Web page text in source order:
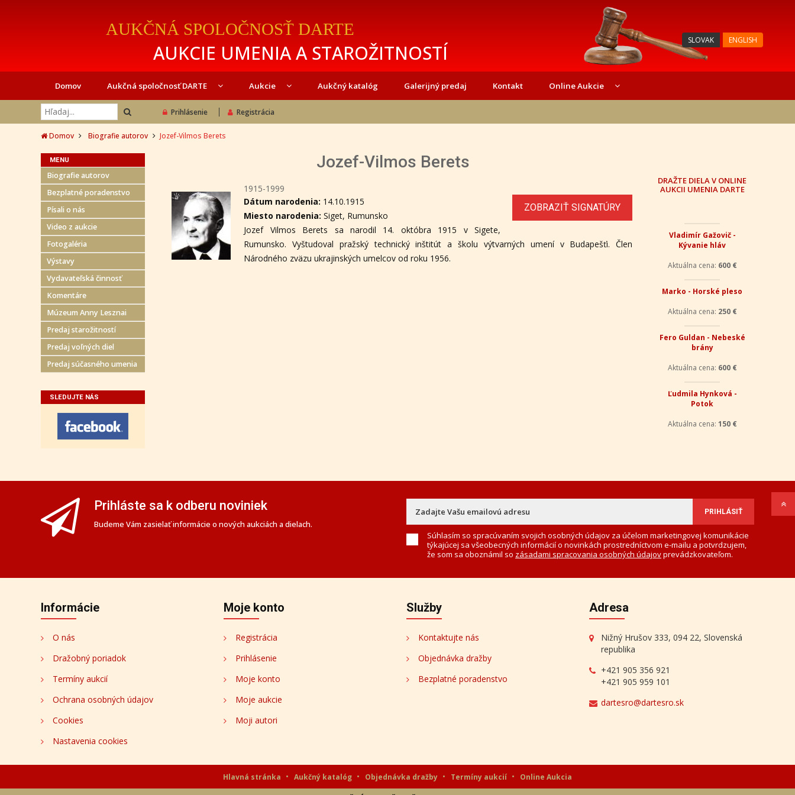
AUKČNÁ SPOLOČNOSŤ DARTE
AUKCIE UMENIA A STAROŽITNOSTÍ
SLOVAK ENGLISH
Domov Aukčná spoločnosť DARTE Aukcie Aukčný katalóg Galerijný predaj Kontakt Online Aukcie
Prihlásenie Registrácia
Domov Biografie autorov Jozef-Vilmos Berets
MENU
Biografie autorov
Bezplatné poradenstvo
Písali o nás
Video z aukcie
Fotogaléria
Výstavy
Vydavateľská činnosť
Komentáre
Múzeum Anny Lesznai
Predaj starožitností
Predaj voľných diel
Predaj súčasného umenia
SLEDUJTE NÁS
Jozef-Vilmos Berets
1915-1999
ZOBRAZIŤ SIGNATÚRY
Dátum narodenia: 14.10.1915
Miesto narodenia:Siget, Rumunsko
Jozef Vilmos Berets sa narodil 14. októbra 1915 v Sigete,
Rumunsko. Vyštudoval pražský technický inštitút a školu výtvarných umení v Budapešťi. Člen
Národného zväzu ukrajinských umelcov od roku 1956.
DRAŽTE DIELA V ONLINE
AUKCII UMENIA DARTE
Vladimír Gažovič -
Kývanie hláv
Aktuálna cena:600 €
Aktuálna cena:600 €
Potok
Prihláste sa k odberu noviniek
Budeme Vám zasielať informácie o nových aukciách a dielach.